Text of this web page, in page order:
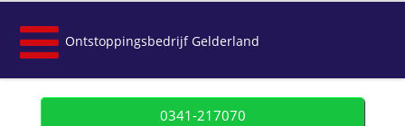
Ontstoppingsbedrijf Gelderland
0341-217070